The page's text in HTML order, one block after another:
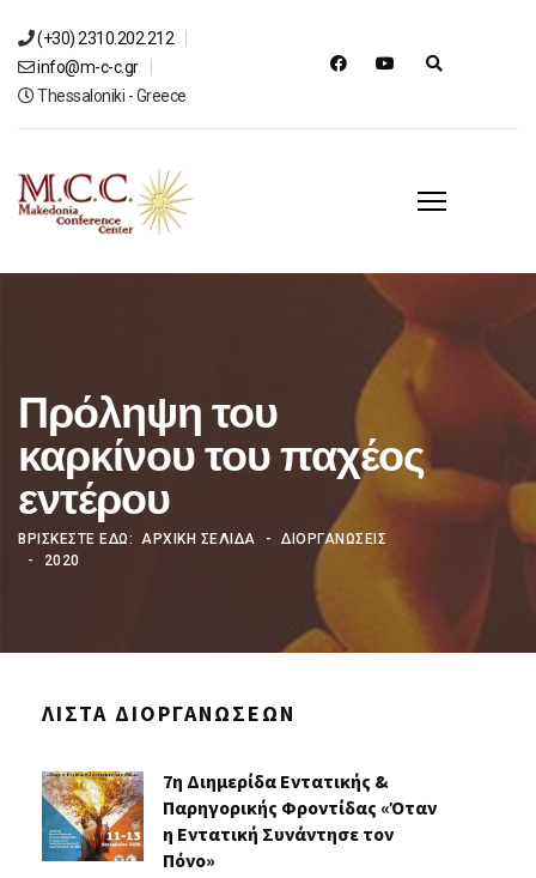
(+30) 2310.202.212
info@m-c-c.gr
Thessaloniki - Greece
Πρόληψη του
καρκίνου του παχέος
εντέρου
ΒΡΊΣΚΕΣΤΕ ΕΔΏ: ΑΡΧΙΚΗ ΣΕΛΙΔΑ
ΔΙΟΡΓΑΝΩΣΕΙΣ
2020
ΛΊΣΤΑ ΔΙΟΡΓΑΝΏΣΕΩΝ
7η Διημερίδα Εντατικής &
Παρηγορικής Φροντίδας «Όταν
η Εντατική Συνάντησε τον
Πόνο»